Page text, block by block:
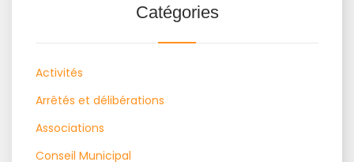
Catégories
Activités
Arrêtés et délibérations
Associations
Conseil Municipal